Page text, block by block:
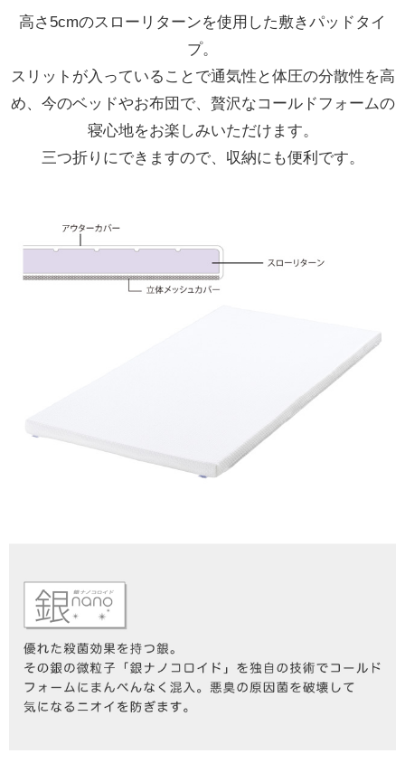
高さ5cmのスローリターンを使用した敷きパッドタイ
プ。
スリットが入っていることで通気性と体圧の分散性を高
め、今のベッドやお布団で、贅沢なコールドフォームの
寝心地をお楽しみいただけます。
三つ折りにできますので、収納にも便利です。